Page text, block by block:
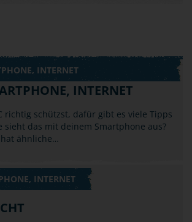
INTERNET
INTERNET
richtig schützst, dafür gibt es viele Tipps
sieht das mit deinem Smartphone aus?
ähnliche…
INTERNET